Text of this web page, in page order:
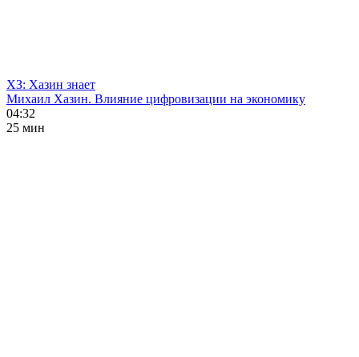
ХЗ: Хазин знает
Михаил Хазин. Влияние цифровизации на экономику
04:32
25 мин